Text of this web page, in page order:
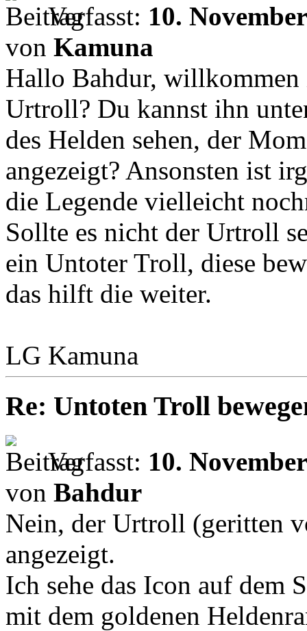
Verfasst: 10.
von Kamuna
Hallo Bahdur, willkommen
Urtroll? Du kannst ihn
des Helden sehen, der
angezeigt? Ansonsten ist
die Legende vielleicht
Sollte es nicht der Urtroll
ein Untoter Troll, diese
das hilft die weiter.
LG Kamuna
Re: Untoten Troll
Verfasst: 10.
von Bahdur
Nein, der Urtroll (geritten
angezeigt.
Ich sehe das Icon auf dem
mit dem goldenen